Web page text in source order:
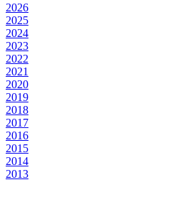
2026
2025
2024
2023
2022
2021
2020
2019
2018
2017
2016
2015
2014
2013